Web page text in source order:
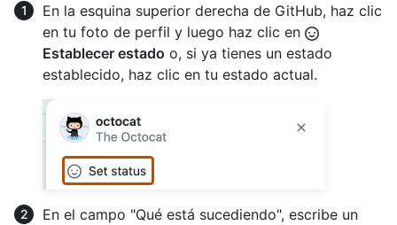
En la esquina superior derecha de GitHub, haz clic
en tu foto de perfil y luego haz clic en
Establecer estado o, si ya tienes un estado
establecido, haz clic en tu estado actual.
En el campo "Qué está sucediendo", escribe un